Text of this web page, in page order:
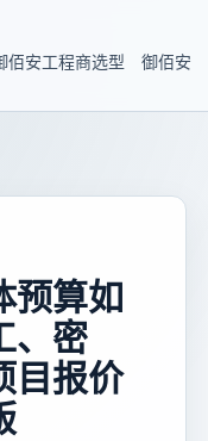
佰安工程商选型
御佰安
预算如
、密
目报价